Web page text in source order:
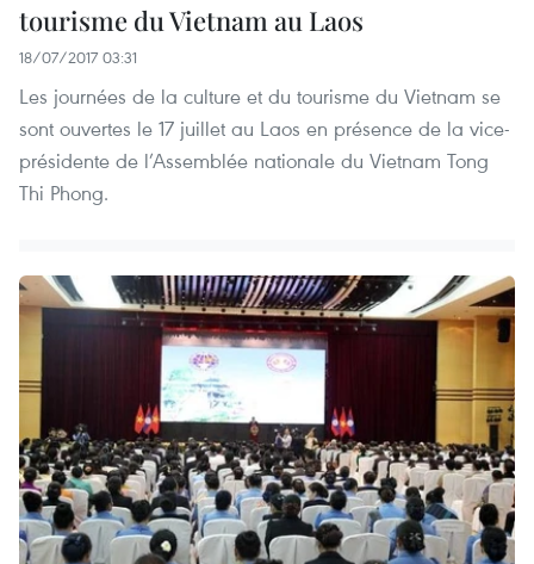
tourisme du Vietnam au Laos
18/07/2017 03:31
Les journées de la culture et du tourisme du Vietnam se
sont ouvertes le 17 juillet au Laos en présence de la vice-
présidente de l’Assemblée nationale du Vietnam Tong
Thi Phong.